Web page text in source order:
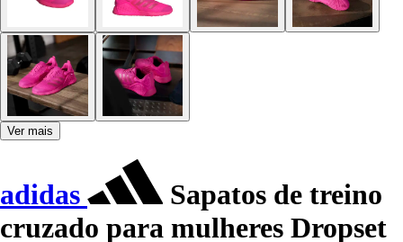
Ver mais
adidas
Sapatos de treino
cruzado para mulheres Dropset